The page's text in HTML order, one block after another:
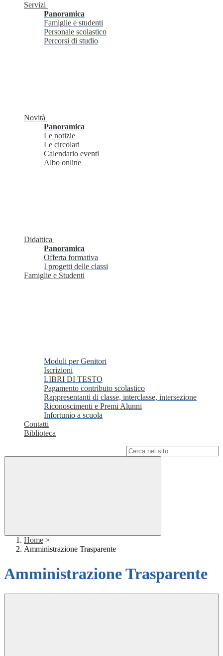
Servizi
Panoramica
Famiglie e studenti
Personale scolastico
Percorsi di studio
Novità
Panoramica
Le notizie
Le circolari
Calendario eventi
Albo online
Didattica
Panoramica
Offerta formativa
I progetti delle classi
Famiglie e Studenti
Moduli per Genitori
Iscrizioni
LIBRI DI TESTO
Pagamento contributo scolastico
Rappresentanti di classe, interclasse, intersezione
Riconoscimenti e Premi Alunni
Infortunio a scuola
Contatti
Biblioteca
Home >
Amministrazione Trasparente
Amministrazione Trasparente